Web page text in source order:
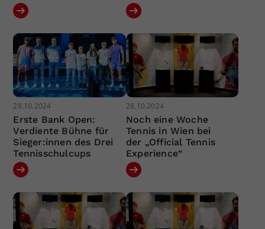
28.10.2024
Erste Bank Open:
Verdiente Bühne für
Sieger:innen des Drei
Tennisschulcups
28.10.2024
Noch eine Woche
Tennis in Wien bei
der „Official Tennis
Experience“